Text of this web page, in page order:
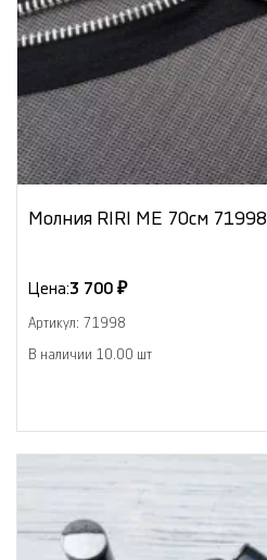
Молния RIRI МЕ 70см 71998
Цена:3 700 ₽
Артикул: 71998
В наличии 10.00 шт